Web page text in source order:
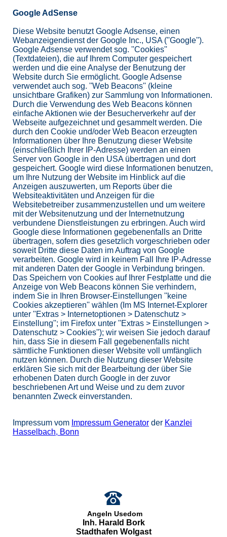
Google AdSense
Diese Website benutzt Google Adsense, einen
Webanzeigendienst der Google Inc., USA (''Google'').
Google Adsense verwendet sog. ''Cookies''
(Textdateien), die auf Ihrem Computer gespeichert
werden und die eine Analyse der Benutzung der
Website durch Sie ermöglicht. Google Adsense
verwendet auch sog. ''Web Beacons'' (kleine
unsichtbare Grafiken) zur Sammlung von Informationen.
Durch die Verwendung des Web Beacons können
einfache Aktionen wie der Besucherverkehr auf der
Webseite aufgezeichnet und gesammelt werden. Die
durch den Cookie und/oder Web Beacon erzeugten
Informationen über Ihre Benutzung dieser Website
(einschließlich Ihrer IP-Adresse) werden an einen
Server von Google in den USA übertragen und dort
gespeichert. Google wird diese Informationen benutzen,
um Ihre Nutzung der Website im Hinblick auf die
Anzeigen auszuwerten, um Reports über die
Websiteaktivitäten und Anzeigen für die
Websitebetreiber zusammenzustellen und um weitere
mit der Websitenutzung und der Internetnutzung
verbundene Dienstleistungen zu erbringen. Auch wird
Google diese Informationen gegebenenfalls an Dritte
übertragen, sofern dies gesetzlich vorgeschrieben oder
soweit Dritte diese Daten im Auftrag von Google
verarbeiten. Google wird in keinem Fall Ihre IP-Adresse
mit anderen Daten der Google in Verbindung bringen.
Das Speichern von Cookies auf Ihrer Festplatte und die
Anzeige von Web Beacons können Sie verhindern,
indem Sie in Ihren Browser-Einstellungen ''keine
Cookies akzeptieren'' wählen (Im MS Internet-Explorer
unter ''Extras > Internetoptionen > Datenschutz >
Einstellung''; im Firefox unter ''Extras > Einstellungen >
Datenschutz > Cookies''); wir weisen Sie jedoch darauf
hin, dass Sie in diesem Fall gegebenenfalls nicht
sämtliche Funktionen dieser Website voll umfänglich
nutzen können. Durch die Nutzung dieser Website
erklären Sie sich mit der Bearbeitung der über Sie
erhobenen Daten durch Google in der zuvor
beschriebenen Art und Weise und zu dem zuvor
benannten Zweck einverstanden.
Impressum vom Impressum Generator der Kanzlei
Hasselbach, Bonn
Angeln Usedom
Inh. Harald Bork
Stadthafen Wolgast